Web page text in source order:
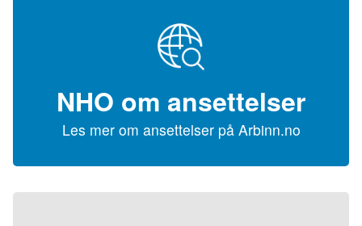
NHO om ansettelser
Les mer om ansettelser på Arbinn.no